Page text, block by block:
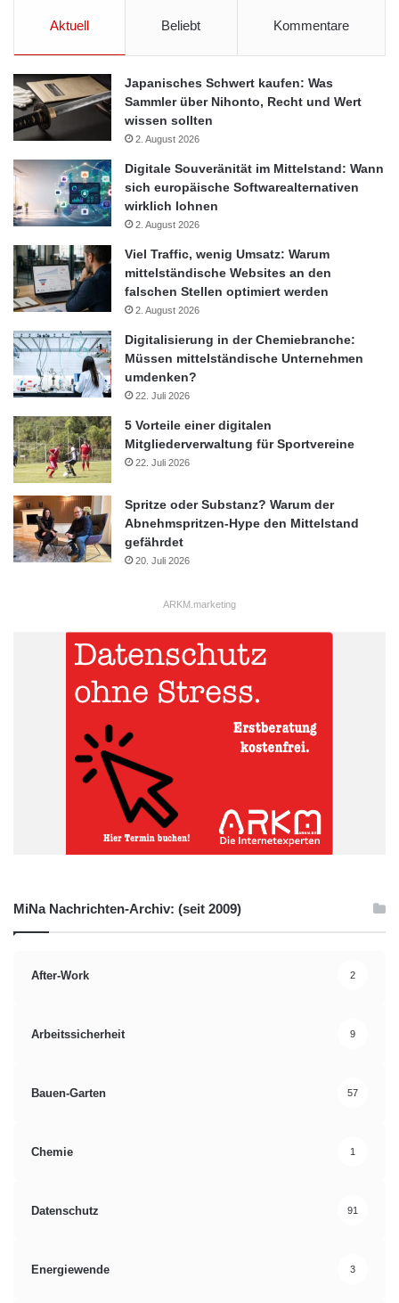
Aktuell Beliebt Kommentare
Japanisches Schwert kaufen: Was
Sammler über Nihonto, Recht und Wert
wissen sollten
2. August 2026
Digitale Souveränität im Mittelstand: Wann
sich europäische Softwarealternativen
wirklich lohnen
2. August 2026
Viel Traffic, wenig Umsatz: Warum
mittelständische Websites an den
falschen Stellen optimiert werden
2. August 2026
Digitalisierung in der Chemiebranche:
Müssen mittelständische Unternehmen
umdenken?
22. Juli 2026
5 Vorteile einer digitalen
Mitgliederverwaltung für Sportvereine
22. Juli 2026
Spritze oder Substanz? Warum der
Abnehmspritzen-Hype den Mittelstand
gefährdet
20. Juli 2026
ARKM.marketing
MiNa Nachrichten-Archiv: (seit 2009)
After-Work 2
Arbeitssicherheit 9
Bauen-Garten 57
Chemie 1
Datenschutz 91
Energiewende 3